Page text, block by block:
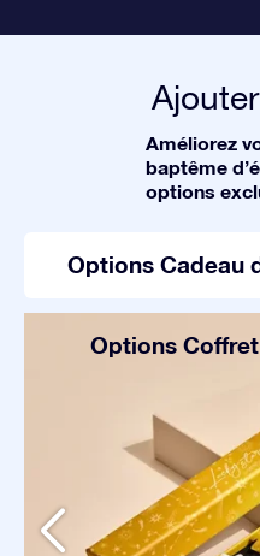
Améliorez
baptême
options
Options Cadeau
Options